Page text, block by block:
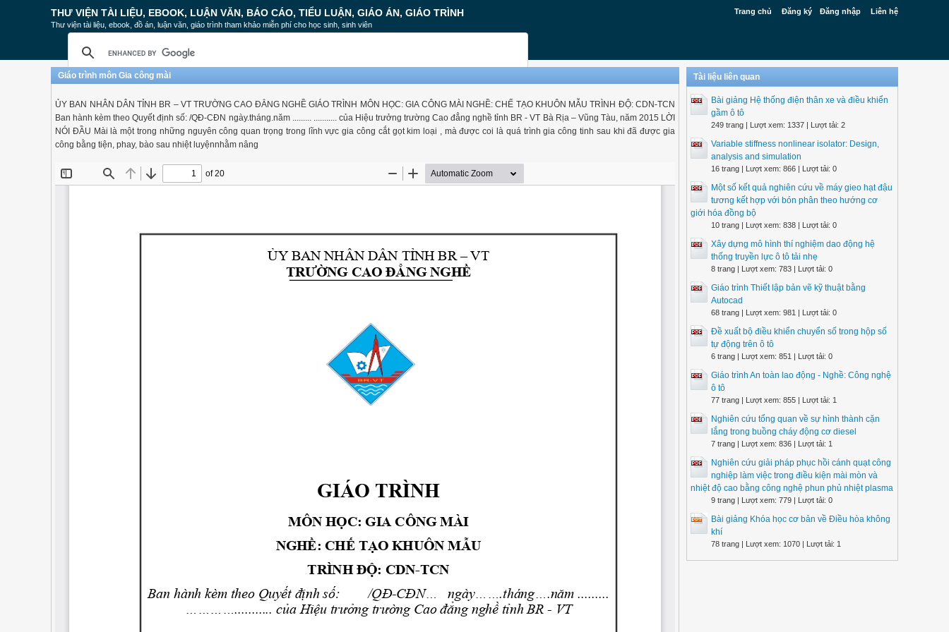
Trang chủ Đăng ký Đăng nhập Liên hệ
THƯ VIỆN TÀI LIỆU, EBOOK, LUẬN VĂN, BÁO CÁO, TIỂU LUẬN, GIÁO ÁN, GIÁO TRÌNH
Thư viện tài liệu, ebook, đồ án, luận văn, giáo trình tham khảo miễn phí cho học sinh, sinh viên
Giáo trình môn Gia công mài
ỦY BAN NHÂN DÂN TỈNH BR – VT TRƯỜNG CAO ĐẲNG NGHỀ GIÁO TRÌNH MÔN HỌC: GIA CÔNG MÀI NGHỀ: CHẾ TẠO KHUÔN MẪU TRÌNH ĐỘ: CDN-TCN
Ban hành kèm theo Quyết định số: /QĐ-CĐN ngày.tháng.năm ......... ........... của Hiệu trưởng trường Cao đẳng nghề tỉnh BR - VT Bà Rịa – Vũng Tàu, năm 2015 LỜI
NÓI ĐẦU Mài là một trong những nguyên công quan trọng trong lĩnh vực gia công cắt gọt kim loại , mà được coi là quá trình gia công tinh sau khi đã được gia
công bằng tiện, phay, bào sau nhiệt luyệnnhằm nâng
Tài liệu liên quan
Bài giảng Hệ thống điện thân xe và điều khiển
gầm ô tô
249 trang | Lượt xem: 1337 | Lượt tải: 2
Variable stiffness nonlinear isolator: Design,
analysis and simulation
16 trang | Lượt xem: 866 | Lượt tải: 0
Một số kết quả nghiên cứu về máy gieo hạt đậu
tương kết hợp với bón phân theo hướng cơ
giới hóa đồng bộ
10 trang | Lượt xem: 838 | Lượt tải: 0
Xây dựng mô hình thí nghiệm dao động hệ
thống truyền lực ô tô tải nhẹ
8 trang | Lượt xem: 783 | Lượt tải: 0
Giáo trình Thiết lập bản vẽ kỹ thuật bằng
Autocad
68 trang | Lượt xem: 981 | Lượt tải: 0
Đề xuất bộ điều khiển chuyển số trong hộp số
tự động trên ô tô
6 trang | Lượt xem: 851 | Lượt tải: 0
Giáo trình An toàn lao động - Nghề: Công nghệ
ô tô
77 trang | Lượt xem: 855 | Lượt tải: 1
Nghiên cứu tổng quan về sự hình thành cặn
lắng trong buồng cháy động cơ diesel
7 trang | Lượt xem: 836 | Lượt tải: 1
Nghiên cứu giải pháp phục hồi cánh quạt công
nghiệp làm việc trong điều kiện mài mòn và
nhiệt độ cao bằng công nghệ phun phủ nhiệt plasma
9 trang | Lượt xem: 779 | Lượt tải: 0
Bài giảng Khóa học cơ bản về Điều hòa không
khí
78 trang | Lượt xem: 1070 | Lượt tải: 1